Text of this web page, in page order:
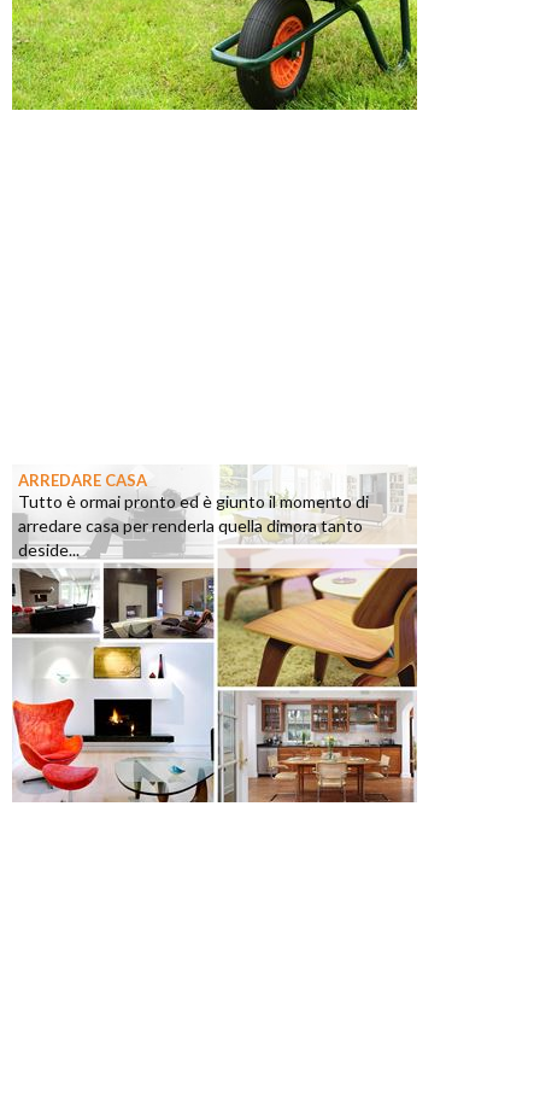
ARREDARE CASA
Tutto è ormai pronto ed è giunto il momento di
arredare casa per renderla quella dimora tanto
deside...